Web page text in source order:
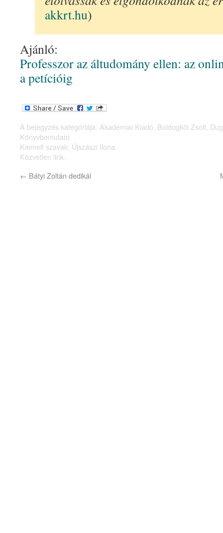
akkrt.hu)
Ajánló:
Professzor az áltudomány ellen: az
a petícióig
A bejegyzés kategóriája: Akadémiai Kiadó, Boldogkői Zsolt,
Könyvbemutató
Kiemelt szavak: Újszászi Ilona.
Közvetlen link.
← Bátyi Zoltán dedikál